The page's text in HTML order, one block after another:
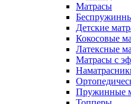
Матрасы
Детские
Кокосовые
Латексные
Матрасы с
Пружинные